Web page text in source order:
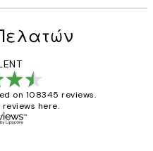
on 108345 reviews.
here.